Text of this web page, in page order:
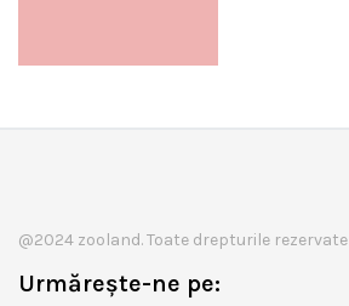
@2024 zooland. Toate drepturile rezervate
Urmărește-ne pe: